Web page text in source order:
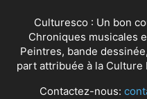
Culturesco : Un bon
Chroniques musicales
Peintres, bande
part attribuée à la
Contactez-nous: